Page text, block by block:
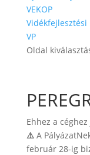
VEKOP
Vidékfejlesztési
VP
Oldal
Ehhez a
⚠️A
február 28-ig